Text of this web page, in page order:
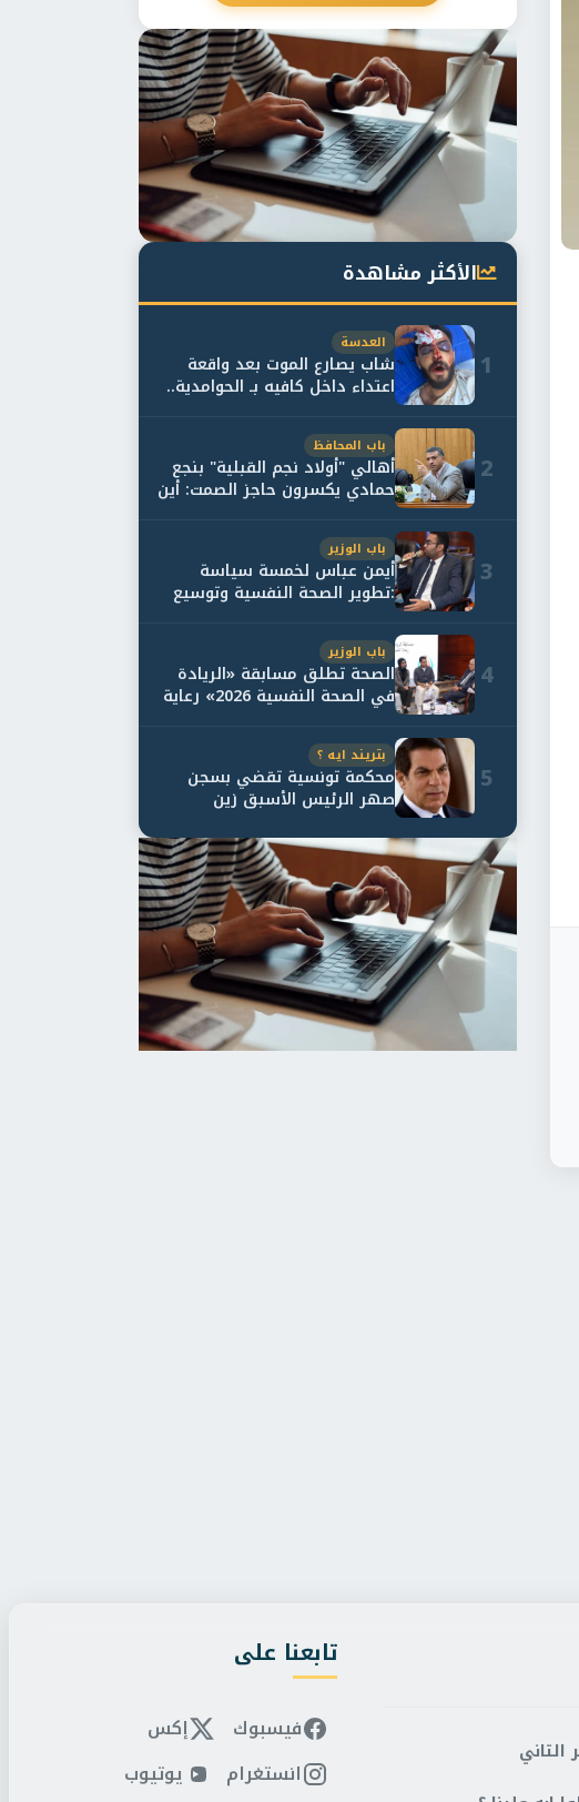
الأكثر مشاهدة
1
العدسة
شاب يصارع الموت بعد واقعة
اعتداء داخل كافيه بـ الحوامدية..
وأسرته...
2
باب المحافظ
أهالي "أولاد نجم القبلية" بنجع
حمادي يكسرون حاجز الصمت: أين
حقيقة...
3
باب الوزير
أيمن عباس لخمسة سياسة
:تطوير الصحة النفسية وتوسيع
خدمات العلاج و...
4
باب الوزير
الصحة تطلق مسابقة «الريادة
في الصحة النفسية 2026» رعاية
نفسية اف...
5
بتريند ايه ؟
محكمة تونسية تقضي بسجن
صهر الرئيس الأسبق زين
العابدين بن علي لمدة...
التاني
تابعنا على
فيسبوك
إكس
انستغرام
يوتيوب